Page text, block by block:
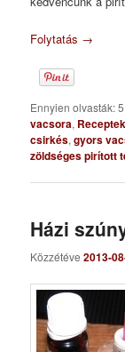
Folytatás →
Ennyien olvasták:
vacsora, Receptek
csirkés,gyors
zöldséges pirított
Házi
Közzétéve2013-